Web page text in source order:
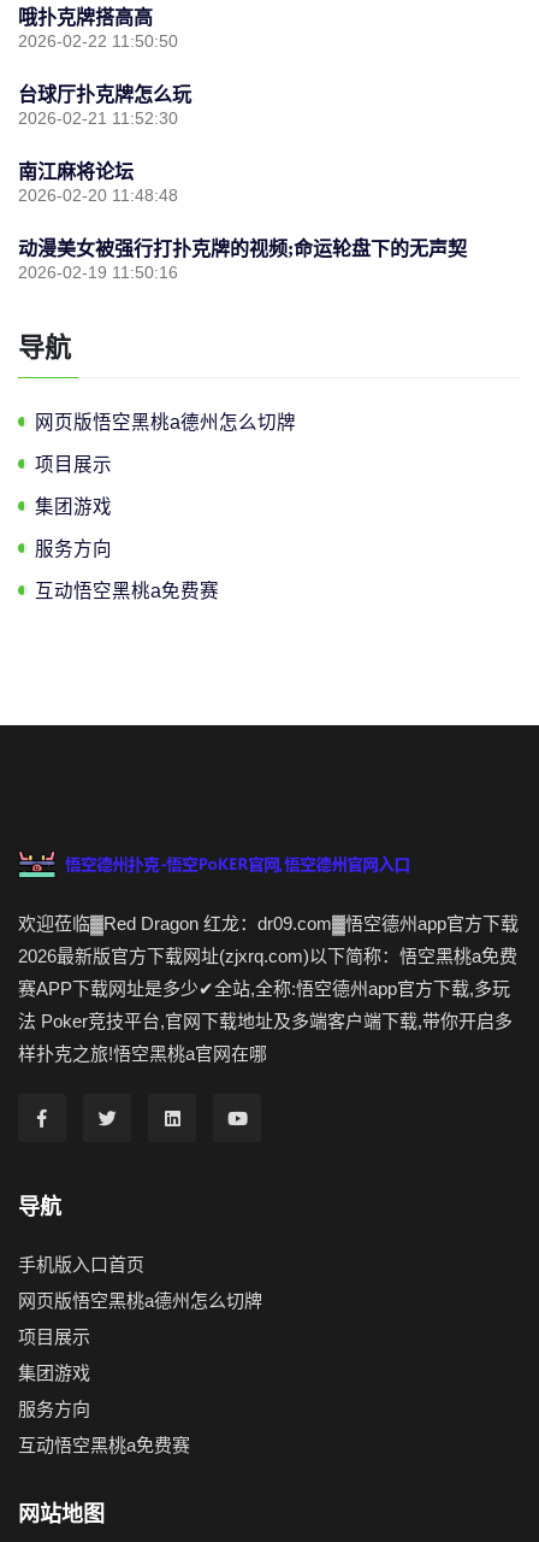
哦扑克牌搭高高
2026-02-22 11:50:50
台球厅扑克牌怎么玩
2026-02-21 11:52:30
南江麻将论坛
2026-02-20 11:48:48
动漫美女被强行打扑克牌的视频;命运轮盘下的无声契
2026-02-19 11:50:16
导航
网页版悟空黑桃a德州怎么切牌
项目展示
集团游戏
服务方向
互动悟空黑桃a免费赛
欢迎莅临▓Red Dragon 红龙：dr09.com▓悟空德州app官方下载
2026最新版官方下载网址(zjxrq.com)以下简称：悟空黑桃a免费
赛APP下载网址是多少✔全站,全称:悟空德州app官方下载,多玩
法 Poker竞技平台,官网下载地址及多端客户端下载,带你开启多
样扑克之旅!悟空黑桃a官网在哪
导航
手机版入口首页
网页版悟空黑桃a德州怎么切牌
项目展示
集团游戏
服务方向
互动悟空黑桃a免费赛
网站地图